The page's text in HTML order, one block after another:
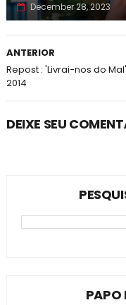
December 28, 2023
ANTERIOR
Repost : 'Livrai-nos do
2014
DEIXE SEU
PAPO